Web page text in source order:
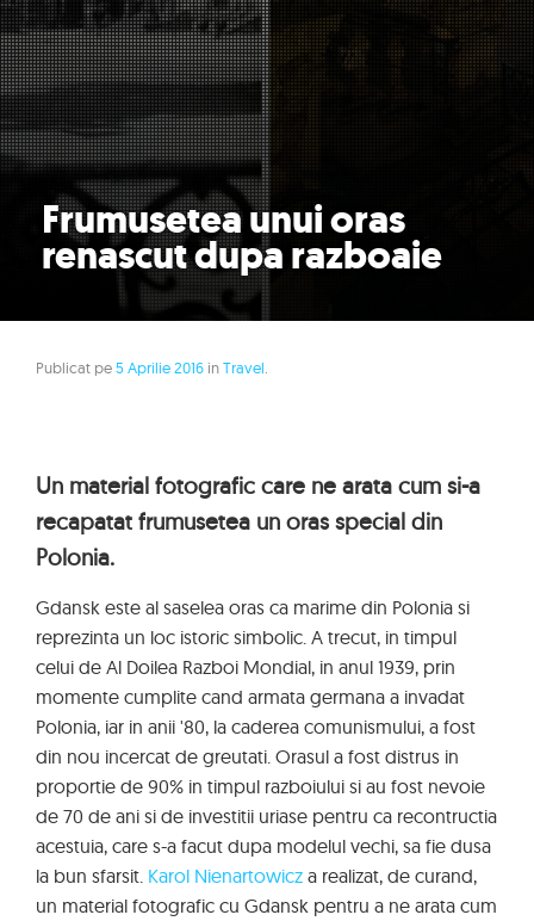
Frumusetea unui oras
renascut dupa razboaie
Publicat pe5 Aprilie 2016 inTravel
Un material fotografic care ne arata cum si-a
recapatat frumusetea un oras special din
Polonia.
Gdansk este al saselea oras ca marime din Polonia si
reprezinta un loc istoric simbolic. A trecut, in timpul
celui de Al Doilea Razboi Mondial, in anul 1939, prin
momente cumplite cand armata germana a invadat
Polonia, iar in anii '80, la caderea comunismului, a fost
din nou incercat de greutati. Orasul a fost distrus in
proportie de 90% in timpul razboiului si au fost nevoie
de 70 de ani si de investitii uriase pentru ca recontructia
acestuia, care s-a facut dupa modelul vechi, sa fie dusa
la bun sfarsit. Karol Nienartowicz a realizat, de curand,
un material fotografic cu Gdansk pentru a ne arata cum